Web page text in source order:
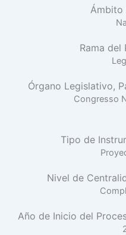
Ámbito
Rama del
Órgano Legislativo,
Congresso
Tipo de
Nivel de
Año de Inicio del